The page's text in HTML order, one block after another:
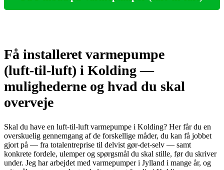
Få installeret varmepumpe
(luft‑til‑luft) i Kolding —
mulighederne og hvad du skal
overveje
Skal du have en luft‑til‑luft varmepumpe i Kolding? Her får du en
overskuelig gennemgang af de forskellige måder, du kan få jobbet
gjort på — fra totalentreprise til delvist gør‑det‑selv — samt
konkrete fordele, ulemper og spørgsmål du skal stille, før du skriver
under. Jeg har arbejdet med varmepumper i Jylland i mange år, og